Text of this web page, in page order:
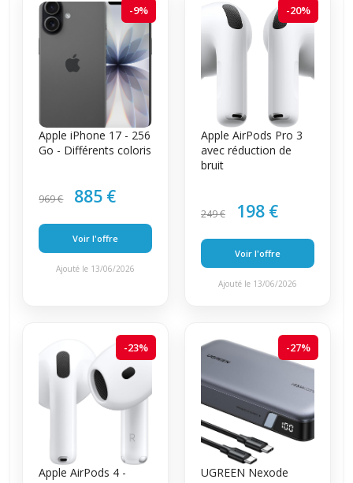
-9%
Apple iPhone 17 - 256
Go - Différents coloris
969 € 885 €
Voir l'offre
Ajouté le 13/06/2026
-20%
Apple AirPods Pro 3
avec réduction de
bruit
249 € 198 €
Voir l'offre
Ajouté le 13/06/2026
-23%
Apple AirPods 4 -
-27%
UGREEN Nexode